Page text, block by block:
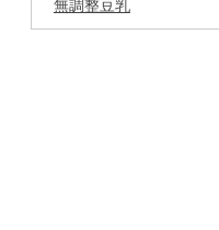
無調整豆乳